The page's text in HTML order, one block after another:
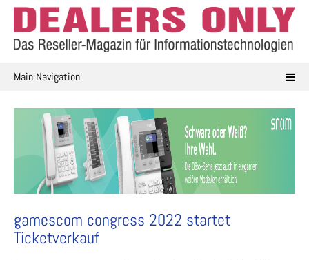
Skip
content
Main Navigation
gamescom congress 2022 startet
Ticketverkauf